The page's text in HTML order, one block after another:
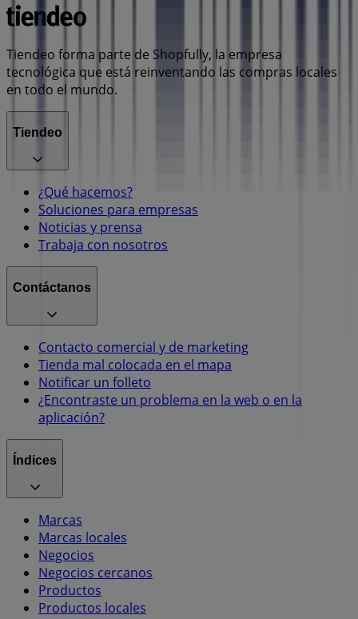
Tiendeo forma parte de Shopfully, la empresa
tecnológica que está reinventando las compras locales
en todo el mundo.
Tiendeo
¿Qué hacemos?
Soluciones para empresas
Noticias y prensa
Trabaja con nosotros
Contáctanos
Contacto comercial y de marketing
Tienda mal colocada en el mapa
Notificar un folleto
¿Encontraste un problema en la web o en la
aplicación?
Índices
Marcas
Marcas locales
Negocios
Negocios cercanos
Productos
Productos locales